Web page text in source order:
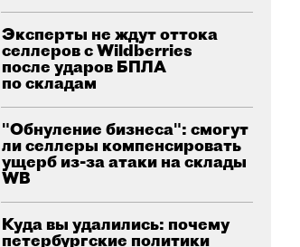
Эксперты не ждут оттока
селлеров с Wildberries
после ударов БПЛА
по складам
"Обнуление бизнеса": смогут
ли селлеры компенсировать
ущерб из-за атаки на склады
WB
Куда вы удалились: почему
петербургские политики